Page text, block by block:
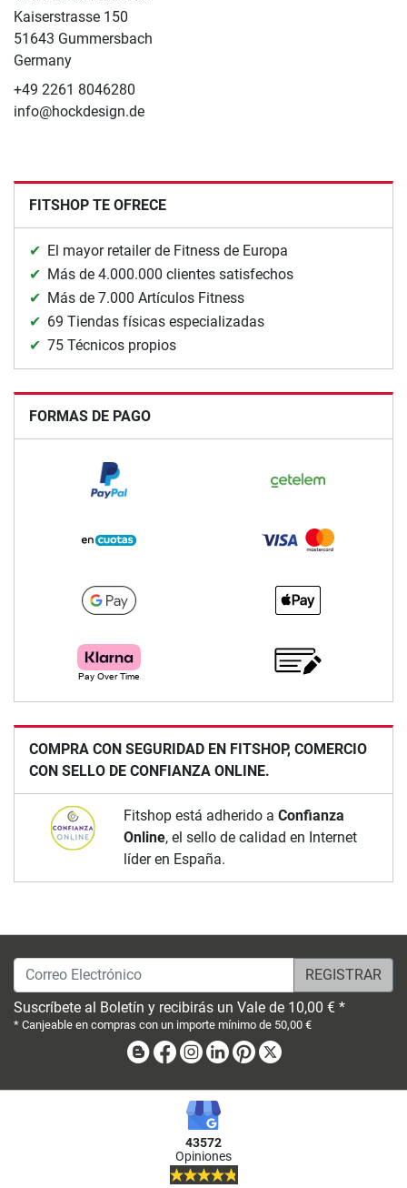
Kaiserstrasse 150
51643 Gummersbach
Germany
+49 2261 8046280
info@hockdesign.de
FITSHOP TE OFRECE
El mayor retailer de Fitness de Europa
Más de 4.000.000 clientes satisfechos
Más de 7.000 Artículos Fitness
69 Tiendas físicas especializadas
75 Técnicos propios
FORMAS DE PAGO
COMPRA CON SEGURIDAD EN FITSHOP, COMERCIO
CON SELLO DE CONFIANZA ONLINE.
Fitshop está adherido a Confianza
Online, el sello de calidad en Internet
líder en España.
Correo Electrónico
Suscríbete al Boletín y recibirás un Vale de 10,00 € *
* Canjeable en compras con un importe mínimo de 50,00 €
BlogFacebook
Instagram
LinkedinPinterest
43572
Opiniones